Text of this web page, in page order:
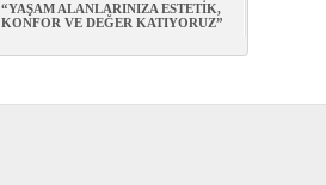
“YAŞAM ALANLARINIZA ESTETİK,
KONFOR VE DEĞER KATIYORUZ”